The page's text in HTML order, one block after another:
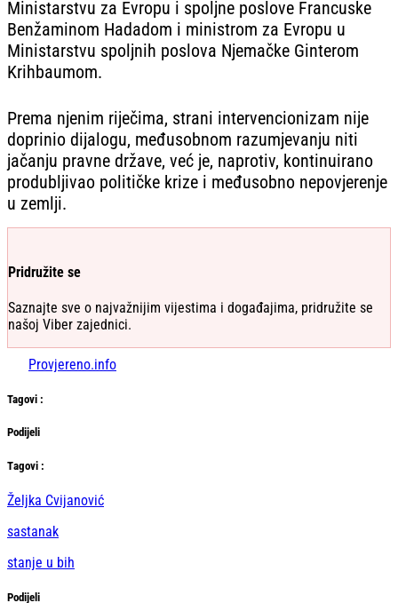
Ministarstvu za Evropu i spoljne poslove Francuske
Benžaminom Hadadom i ministrom za Evropu u
Ministarstvu spoljnih poslova Njemačke Ginterom
Krihbaumom.
Prema njenim riječima, strani intervencionizam nije
doprinio dijalogu, međusobnom razumjevanju niti
jačanju pravne države, već je, naprotiv, kontinuirano
produbljivao političke krize i međusobno nepovjerenje
u zemlji.
Pridružite se
Saznajte sve o najvažnijim vijestima i događajima, pridružite se
našoj Viber zajednici.
Provjereno.info
Tagovi :
Podijeli
Тagovi :
Željka Cvijanović
sastanak
stanje u bih
Podijeli